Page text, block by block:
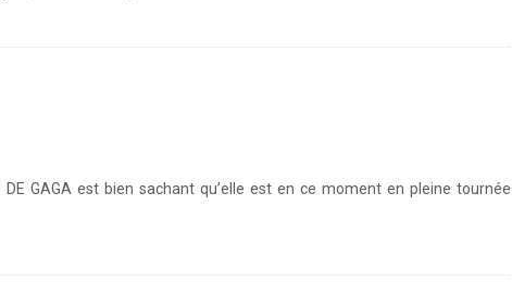
GAGA est bien sachant qu’elle est en ce moment en pleine tournée